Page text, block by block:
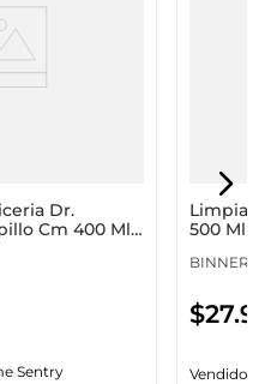
Dr.
Cm 400 Ml
Sentry
500 Ml
BINNER
$27.
Vendido